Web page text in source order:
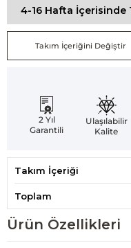
4-16 Hafta İçerisinde
Takım İçeriğini Değiştir
2 Yıl
Garantili
Ulaşılabilir
Kalite
Takım İçeriği
Toplam
Ürün Özellikleri